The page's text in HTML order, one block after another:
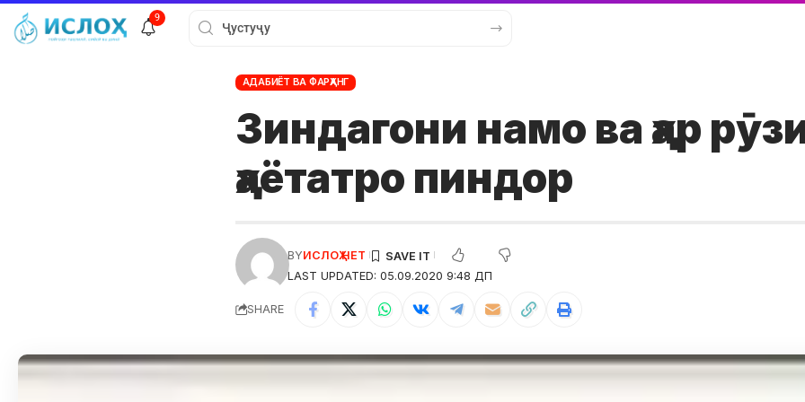
9
АДАБИЁТ ВА ФАРҲАНГ
Зиндагони намо ва ҳар
ҳаётатро пиндор
LAST UPDATED: 05.09.2020 9:48 ДП
BYИСЛОҲ НЕТ
SHARE